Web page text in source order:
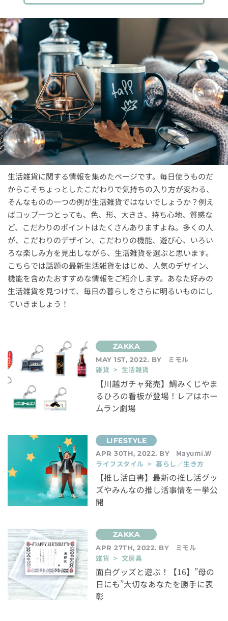
生活雑貨に関する情報を集めたページです。毎日使うものだ
からこそちょっとしたこだわりで気持ちの入り方が変わる、
そんなものの一つの例が生活雑貨ではないでしょうか？例え
ばコップ一つとっても、色、形、大きさ、持ち心地、質感な
ど、こだわりのポイントはたくさんありますよね。多くの人
が、こだわりのデザイン、こだわりの機能、遊び心、いろい
ろな楽しみ方を見出しながら、生活雑貨を選ぶと思います。
こちらでは話題の最新生活雑貨をはじめ、人気のデザイン、
機能を含めたおすすめな情報をご紹介します。あなた好みの
生活雑貨を見つけて、毎日の暮らしをさらに明るいものにし
ていきましょう！
MAY 1ST, 2022. BY
ミモル
雑貨 > 生活雑貨
【川越ガチャ発売】鯛みくじやま
るひろの看板が登場！レアはホー
ムラン劇場
APR 30TH, 2022. BY
Mayumi.W
ライフスタイル > 暮らし／生き方
【推し活白書】最新の推し活グッ
ズやみんなの推し活事情を一挙公
開
APR 27TH, 2022. BY
ミモル
雑貨 > 文房具
面白グッズと遊ぶ！【16】”母の
日にも”大切なあなたを勝手に表
彰